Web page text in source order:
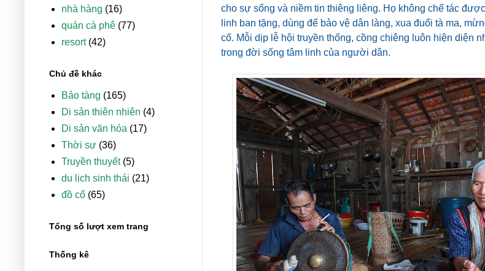
cho sự sống và niềm tin thiêng liêng. Họ không chế tác
linh ban tặng, dùng để bảo vệ dân làng, xua đuổi tà ma,
cố. Mỗi dịp lễ hội truyền thống, cồng chiêng luôn hiện diện
trong đời sống tâm linh của người dân.
nhà hàng (16)
quán cà phê (77)
resort (42)
Chủ đề khác
Bảo tàng (165)
Di sản thiên nhiên (4)
Di sản văn hóa (17)
Thời sự (36)
Truyền thuyết (5)
du lịch sinh thái (21)
đồ cổ (65)
Tổng số lượt xem trang
Thống kê